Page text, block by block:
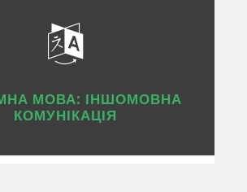
МОВА: ІНШОМОВНА
КОМУНІКАЦІЯ